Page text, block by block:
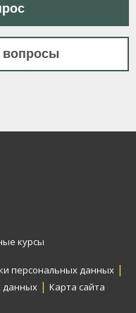
вопросы
курсы
персональных данных |
данных | Карта сайта